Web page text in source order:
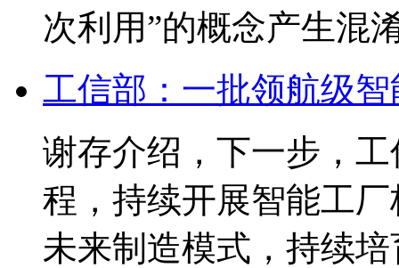
次利用”的概念产生混
工信部：一批领航级
谢存介绍，下一步，
程，持续开展智能工
未来制造模式，持续